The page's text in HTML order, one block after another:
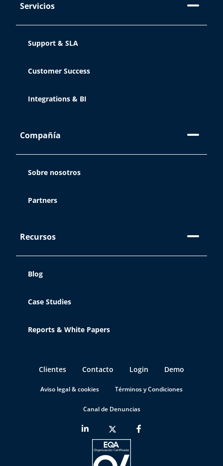
Servicios
Support & SLA
Customer Success
Integrations & BI
Compañía
Sobre nosotros
Partners
Recursos
Blog
Case Studies
Reports & White Papers
Clientes Contacto Login Demo
Aviso legal & cookies Términos y Condiciones
Canal de Denuncias